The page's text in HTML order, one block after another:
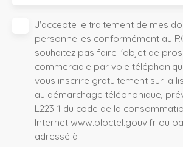
J'accepte le traitement de mes
personnelles conformément au
souhaitez pas faire l'objet de
commerciale par voie
vous inscrire gratuitement sur la
au démarchage téléphonique,
L223-1 du code de la
Internet www.bloctel.gouv.fr ou
adressé à :